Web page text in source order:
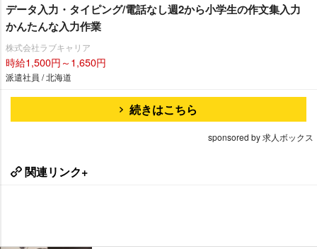
データ入力・タイピング/電話なし週2から小学生の作文集入力
かんたんな入力作業
株式会社ラブキャリア
時給1,500円～1,650円
派遣社員 / 北海道
続きはこちら
sponsored by 求人ボックス
関連リンク+